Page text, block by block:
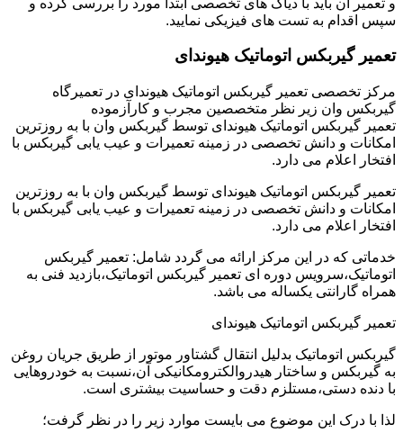
و تعمیر آن باید با دیاگ های تخصصی ابتدا مورد را بررسی کرده و
سپس اقدام به تست های فیزیکی نمایید.
تعمیر گیربکس اتوماتیک هیوندای
مرکز تخصصی تعمیر گیربکس اتوماتیک هیوندای در تعمیرگاه
گیربکس وان زیر نظر متخصصین مجرب و کارآزموده
تعمیر گیربکس اتوماتیک هیوندای توسط گیربکس وان با به روزترین
امکانات و دانش تخصصی در زمینه تعمیرات و عیب یابی گیربکس با
افتخار اعلام می دارد.
تعمیر گیربکس اتوماتیک هیوندای توسط گیربکس وان با به روزترین
امکانات و دانش تخصصی در زمینه تعمیرات و عیب یابی گیربکس با
افتخار اعلام می دارد.
خدماتی که در این مرکز ارائه می گردد شامل: تعمیر گیربکس
اتوماتیک،سرویس دوره ای تعمیر گیربکس اتوماتیک،بازدید فنی به
همراه گارانتی یکساله می باشد.
تعمیر گیربکس اتوماتیک هیوندای
گیربکس اتوماتیک بدلیل انتقال گشتاور موتور از طریق جریان روغن
به گیربکس و ساختار هیدروالکترومکانیکی آن،نسبت به خودروهایی
با دنده دستی،مستلزم دقت و حساسیت بیشتری است.
لذا با درک این موضوع می بایست موارد زیر را در نظر گرفت؛